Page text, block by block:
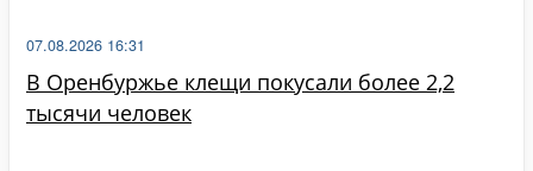
В Оренбуржье клещи покусали более 2,2
тысячи человек
07.08.2026 16:31